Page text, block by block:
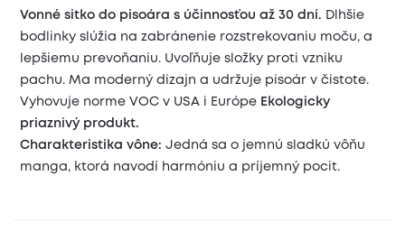
Vonné sitko do pisoára s účinnosťou až 30 dní.
Dlhšie
bodlinky slúžia na zabránenie rozstrekovaniu moču, a
lepšiemu prevoňaniu. Uvoľňuje složky proti vzniku
pachu. Ma moderný dizajn a udržuje pisoár v čistote.
Vyhovuje norme VOC v USA i Európe Ekologicky
priaznivý produkt.
Charakteristika vône:Jedná sa o jemnú sladkú vôňu
manga, ktorá navodí harmóniu a príjemný pocit.